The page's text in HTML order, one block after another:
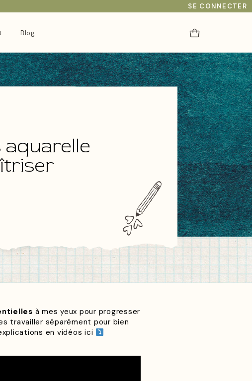
SE CONNECTER
Blog
aquarelle
à mes yeux pour progresser
travailler séparément pour bien
en vidéos ici